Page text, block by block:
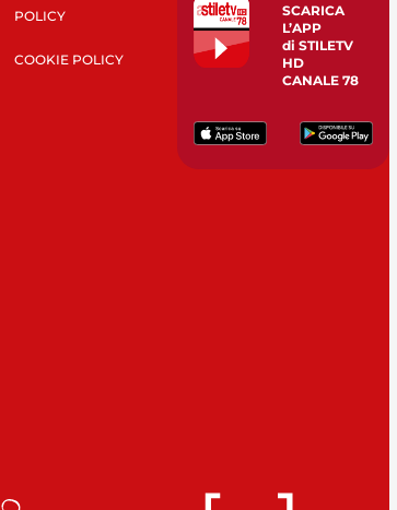
POLICY
COOKIE POLICY
SCARICA
L’APP
di STILETV
HD
CANALE 78